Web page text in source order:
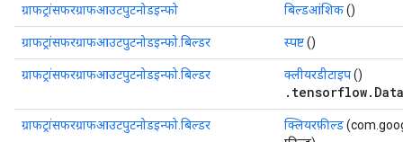
ग्राफट्रांसफरग्राफआउटपुटनोडइन्फो बिल्डआंशिक()
ग्राफट्रांसफरग्राफआउटपुटनोडइन्फो.बिल्डर स्पष्ट()
ग्राफट्रांसफरग्राफआउटपुटनोडइन्फो.बिल्डर क्लीयरडीटाइप()
ग्राफट्रांसफरग्राफआउटपुटनोडइन्फो.बिल्डर क्लियरफ़ील्ड